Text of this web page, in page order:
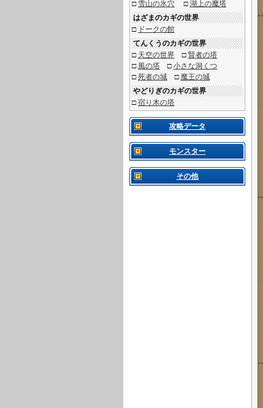
□ 雪山の氷穴 □湖上の魔塔
はざまのカギの世界
□ ドークの館
てんくうのカギの世界
□ 天空の世界 □賢者の塔
□ 風の塔 □小さな洞くつ
□死者の城 □ 魔王の城
やどりぎのカギの世界
□宿り木の塔
攻略データ
モンスター
その他